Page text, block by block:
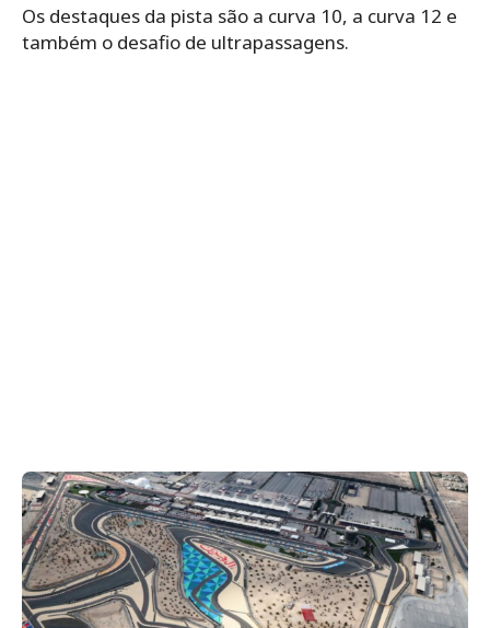
Os destaques da pista são a curva 10, a curva 12 e
também o desafio de ultrapassagens.